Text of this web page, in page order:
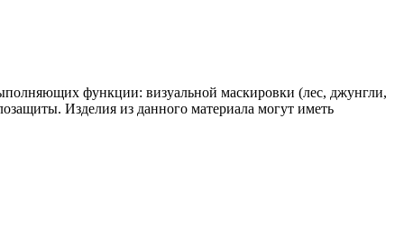
функции: визуальной маскировки (лес, джунгли,
Изделия из данного материала могут иметь